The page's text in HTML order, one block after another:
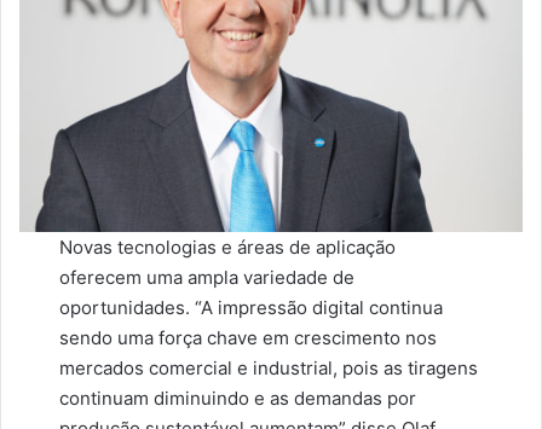
Novas tecnologias e áreas de aplicação
oferecem uma ampla variedade de
oportunidades. “A impressão digital continua
sendo uma força chave em crescimento nos
mercados comercial e industrial, pois as tiragens
continuam diminuindo e as demandas por